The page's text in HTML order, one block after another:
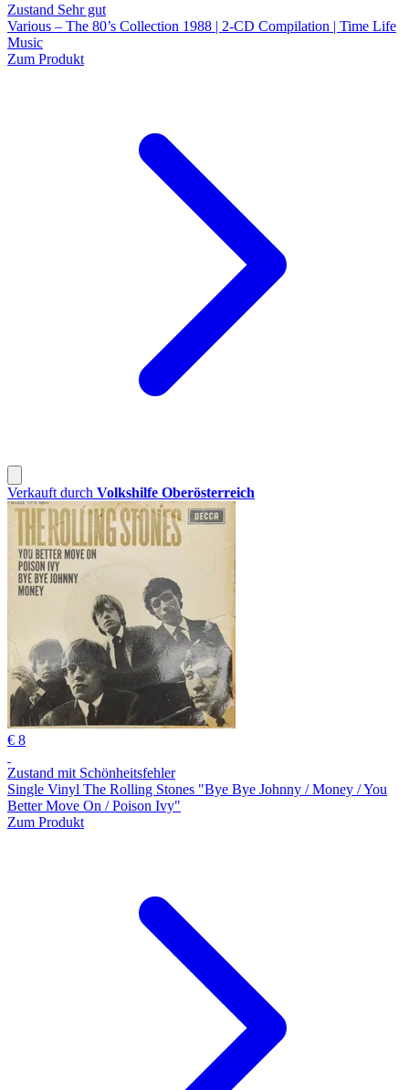
Zustand Sehr gut
Various – The 80’s Collection 1988 | 2-CD Compilation | Time Life
Music
Zum Produkt
Verkauft durch Volkshilfe Oberösterreich
€ 8
Zustand mit Schönheitsfehler
Single Vinyl The Rolling Stones "Bye Bye Johnny / Money / You
Better Move On / Poison Ivy"
Zum Produkt